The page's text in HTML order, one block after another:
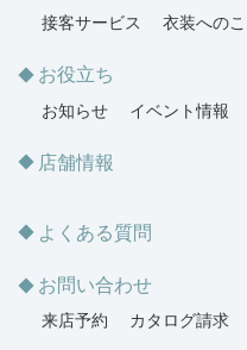
接客サービス 衣装への
お役立ち
お知らせ イベント情報
店舗情報
よくある質問
お問い合わせ
来店予約 カタログ請求